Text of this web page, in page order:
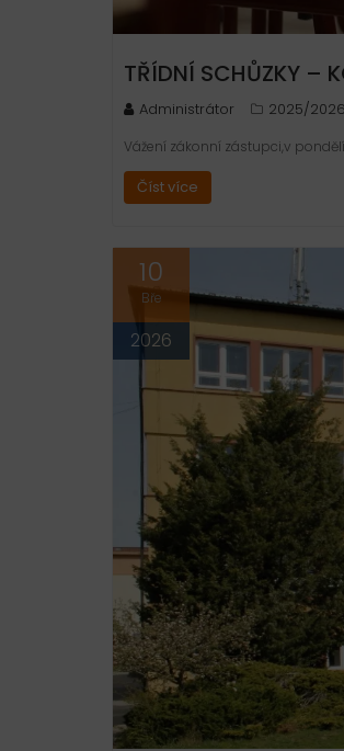
TŘÍDNÍ SCHŮZKY –
Administrátor 2025/2026
Vážení zákonní zástupci,v
Číst více
10
Bře
2026